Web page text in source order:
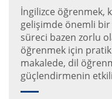
İngilizce öğrenmek,
gelişimde önemli bir
süreci bazen zorlu
öğrenmek için
makalede, dil
güçlendirmenin etkili